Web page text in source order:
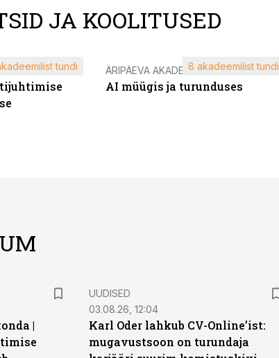
JA KOOLITUSED
tundi ÄRIPÄEVA AKADEEMIA
AI müügis ja turunduses
8 akadeemilist tundi
|
UUDISED
03.08.26, 12:04
Karl Oder lahkub CV-Online’ist:
mugavustsoon on turundaja